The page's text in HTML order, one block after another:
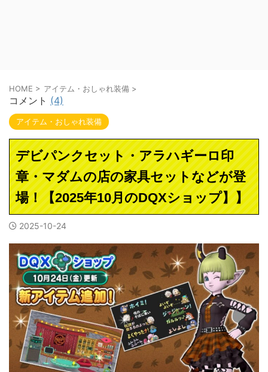
HOME > アイテム・おしゃれ装備 >
コメント (4)
アイテム・おしゃれ装備
デビパンクセット・アラハギーロ印
章・マダムの店の家具セットなどが登
場！【2025年10月のDQXショップ】】
2025-10-24